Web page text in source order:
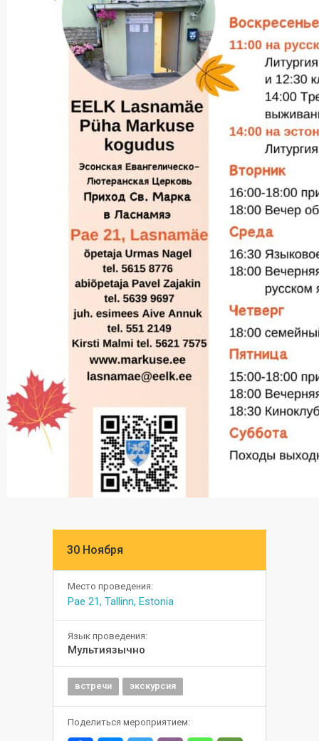
30 Ноября
Место проведения:
Pae 21, Tallinn, Estonia
Язык проведения:
Мультиязычно
встречи экскурсия
Поделиться мероприятием: